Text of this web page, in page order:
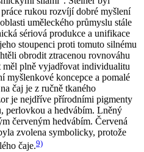
rukou rozvíjí dobré myšlení
uměleckého průmyslu stále
sériová produkce a unifikace
stoupenci proti tomuto silnému
obrodit ztracenou rovnováhu
měl plně vyjadřovat individualitu
myšlenkové koncepce a pomalé
čaj je z ručně tkaného
je nejdříve přírodními pigmenty
perlovkou a hedvábím. Lněný
červeným hedvábím. Červená
zvolena symbolicky, protože
čaje.9)